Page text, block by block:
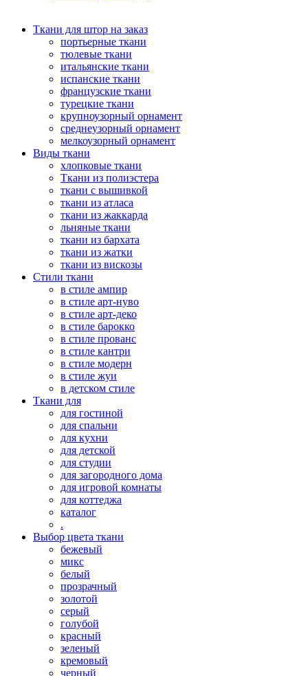
Ткани для штор на заказ
портьерные ткани
тюлевые ткани
итальянские ткани
испанские ткани
французские ткани
турецкие ткани
крупноузорный орнамент
среднеузорный орнамент
мелкоузорный орнамент
Виды ткани
хлопковые ткани
Ткани из полиэстера
ткани с вышивкой
ткани из атласа
ткани из жаккарда
льняные ткани
ткани из бархата
ткани из жатки
ткани из вискозы
Стили ткани
в стиле ампир
в стиле арт-нуво
в стиле арт-деко
в стиле барокко
в стиле прованс
в стиле кантри
в стиле модерн
в стиле жуи
в детском стиле
Ткани для
для гостиной
для спальни
для кухни
для детской
для студии
для загородного дома
для игровой комнаты
для коттеджа
каталог
.
Выбор цвета ткани
бежевый
микс
белый
прозрачный
золотой
серый
голубой
красный
зеленый
кремовый
черный